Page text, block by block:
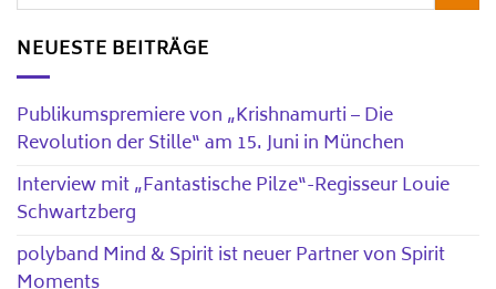
NEUESTE BEITRÄGE
Publikumspremiere von „Krishnamurti – Die
Revolution der Stille“ am 15. Juni in München
Interview mit „Fantastische Pilze“-Regisseur Louie
Schwartzberg
polyband Mind & Spirit ist neuer Partner von Spirit